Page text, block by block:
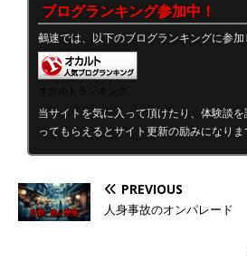
ブログランキング参加中！
鵺速では、以下のブログランキングに参加
当サイトを気に入って頂けたり、体験談
ってもらえるとサイト更新の励みになりま
PREVIOUS
人身事故のオンパレード